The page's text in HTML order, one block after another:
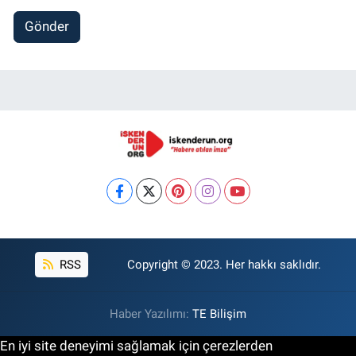
Gönder
RSS Copyright © 2023. Her hakkı saklıdır.
Haber Yazılımı: TE Bilişim
En iyi site deneyimi sağlamak için çerezlerden